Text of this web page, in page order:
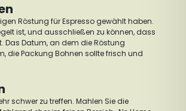
Röstung für Espresso gewählt haben.
ist, und ausschließen zu können, dass
Das Datum, an dem die Röstung
die Packung Bohnen sollte frisch und
schwer zu treffen. Mahlen Sie die